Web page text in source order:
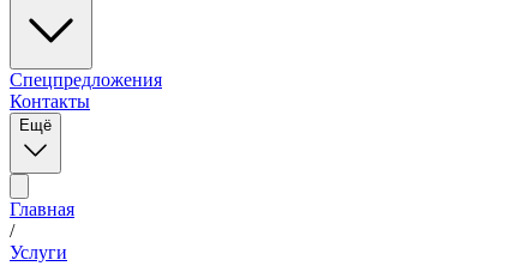
Спецпредложения
Контакты
Ещё
Главная
/
Услуги